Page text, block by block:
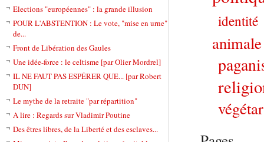
Elections "européennes" : la grande illusion
POUR L'ABSTENTION : Le vote, "mise en urne"
de...
Front de Libération des Gaules
Une idée-force : le celtisme [par Olier Mordrel]
IL NE FAUT PAS ESPÉRER QUE... [par Robert
DUN]
Le mythe de la retraite "par répartition"
A lire : Regards sur Vladimir Poutine
Des êtres libres, de la Liberté et des esclaves...
identité
animale